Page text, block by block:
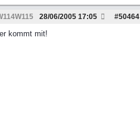
#50464
28/06/2005 17:05
kommt mit!